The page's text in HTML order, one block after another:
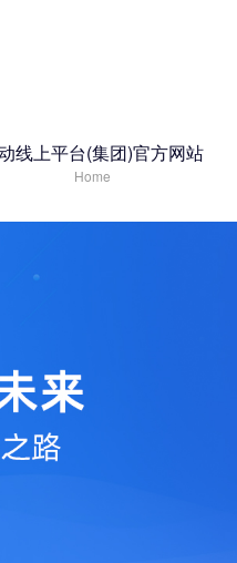
线上平台(集团)官方网站
Home